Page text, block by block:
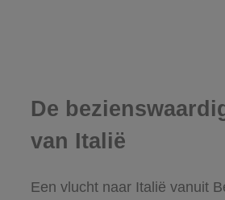
De
van Italië
Een vlucht naar Italië vanuit